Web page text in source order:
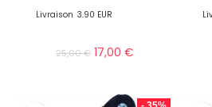
Livraison 3.90 EUR
25,00€ 17,00€